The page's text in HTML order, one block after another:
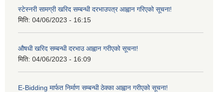
स्टेस्नरी सामग्री खरिद सम्बन्धी दरभाउपत्र आह्वान गरिएको सूचना!
मिति: 04/06/2023 - 16:15
औषधी खरिद सम्बन्धी दरभाउ आह्वान गरीएको सूचना!
मिति: 04/06/2023 - 16:09
E-Bidding मार्फत निर्माण सम्बन्धी ठेक्का आह्वान गरीएको सूचना!